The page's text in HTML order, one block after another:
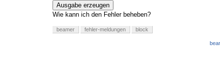
Ausgabe erzeugen
Wie kann ich den Fehler beheben?
beamer fehler-meldungen block